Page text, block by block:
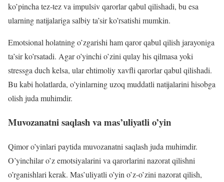
ko’pincha tez-tez va impulsiv qarorlar qabul qilishadi, bu esa
ularning natijalariga salbiy ta’sir ko’rsatishi mumkin.
Emotsional holatning o’zgarishi ham qaror qabul qilish jarayoniga
ta’sir ko’rsatadi. Agar o’yinchi o’zini qulay his qilmasa yoki
stressga duch kelsa, ular ehtimoliy xavfli qarorlar qabul qilishadi.
Bu kabi holatlarda, o’yinlarning uzoq muddatli natijalarini hisobga
olish juda muhimdir.
Muvozanatni saqlash va mas’uliyatli o’yin
Qimor o’yinlari paytida muvozanatni saqlash juda muhimdir.
O’yinchilar o’z emotsiyalarini va qarorlarini nazorat qilishni
o’rganishlari kerak. Mas’uliyatli o’yin o’z-o’zini nazorat qilish,